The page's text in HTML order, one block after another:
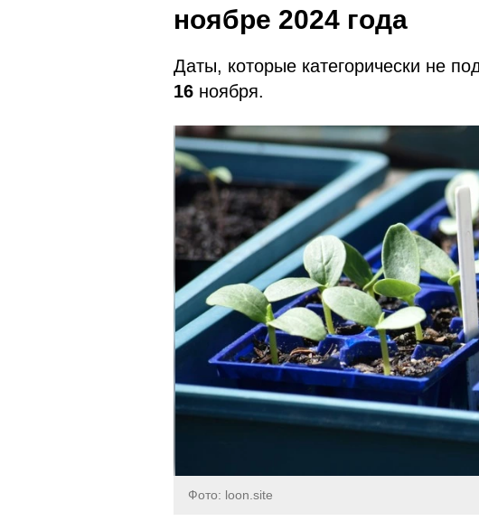
ноябре 2024 года
Даты, которые категорически не
16 ноября.
Фото: loon.site